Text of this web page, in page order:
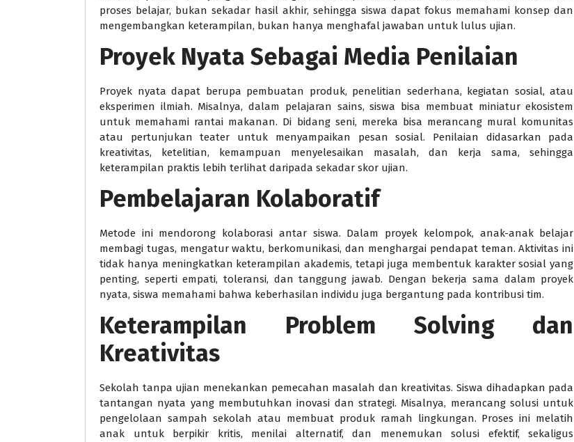
proses belajar, bukan sekadar hasil akhir, sehingga siswa dapat fokus memahami konsep dan
mengembangkan keterampilan, bukan hanya menghafal jawaban untuk lulus ujian.
Proyek Nyata Sebagai Media Penilaian
Proyek nyata dapat berupa pembuatan produk, penelitian sederhana, kegiatan sosial, atau
eksperimen ilmiah. Misalnya, dalam pelajaran sains, siswa bisa membuat miniatur ekosistem
untuk memahami rantai makanan. Di bidang seni, mereka bisa merancang mural komunitas
atau pertunjukan teater untuk menyampaikan pesan sosial. Penilaian didasarkan pada
kreativitas, ketelitian, kemampuan menyelesaikan masalah, dan kerja sama, sehingga
keterampilan praktis lebih terlihat daripada sekadar skor ujian.
Pembelajaran Kolaboratif
Metode ini mendorong kolaborasi antar siswa. Dalam proyek kelompok, anak-anak belajar
membagi tugas, mengatur waktu, berkomunikasi, dan menghargai pendapat teman. Aktivitas ini
tidak hanya meningkatkan keterampilan akademis, tetapi juga membentuk karakter sosial yang
penting, seperti empati, toleransi, dan tanggung jawab. Dengan bekerja sama dalam proyek
nyata, siswa memahami bahwa keberhasilan individu juga bergantung pada kontribusi tim.
Keterampilan Problem Solving dan
Kreativitas
Sekolah tanpa ujian menekankan pemecahan masalah dan kreativitas. Siswa dihadapkan pada
tantangan nyata yang membutuhkan inovasi dan strategi. Misalnya, merancang solusi untuk
pengelolaan sampah sekolah atau membuat produk ramah lingkungan. Proses ini melatih
anak untuk berpikir kritis, menilai alternatif, dan menemukan solusi efektif, sekaligus